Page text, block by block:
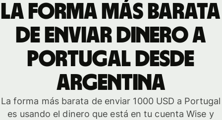
La forma más barata
de enviar dinero a
Portugal desde
Argentina
La forma más barata de enviar 1000 USD a Portugal
es usando el dinero que está en tu cuenta Wise y